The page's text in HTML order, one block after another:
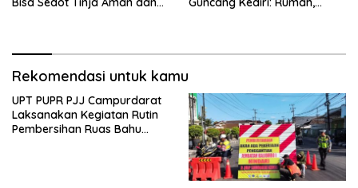
Rekomendasi untuk kamu
UPT PUPR PJJ Campurdarat
Laksanakan Kegiatan Rutin
Pembersihan Ruas Bahu